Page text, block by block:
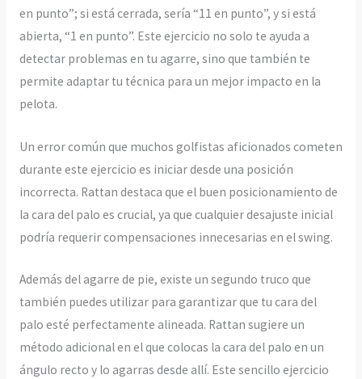
en punto”; si está cerrada, sería “11 en punto”, y si está
abierta, “1 en punto”. Este ejercicio no solo te ayuda a
detectar problemas en tu agarre, sino que también te
permite adaptar tu técnica para un mejor impacto en la
pelota.
Un error común que muchos golfistas aficionados cometen
durante este ejercicio es iniciar desde una posición
incorrecta. Rattan destaca que el buen posicionamiento de
la cara del palo es crucial, ya que cualquier desajuste inicial
podría requerir compensaciones innecesarias en el swing.
Además del agarre de pie, existe un segundo truco que
también puedes utilizar para garantizar que tu cara del
palo esté perfectamente alineada. Rattan sugiere un
método adicional en el que colocas la cara del palo en un
ángulo recto y lo agarras desde allí. Este sencillo ejercicio